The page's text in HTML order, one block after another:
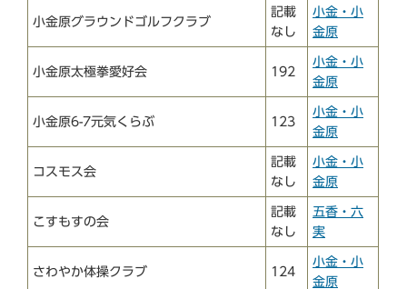
小金原グラウンドゴルフクラブ
記載
なし
小金・小
金原
小金原太極拳愛好会 192
小金・小
金原
小金原6-7元気くらぶ 123
小金・小
金原
コスモス会
記載
なし
小金・小
金原
こすもすの会
記載
なし
五香・六
実
さわやか体操クラブ 124
小金・小
金原